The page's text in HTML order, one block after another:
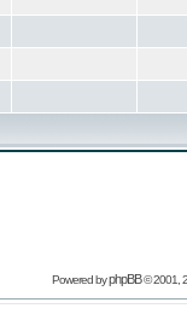
Powered byphpBB© 2001,